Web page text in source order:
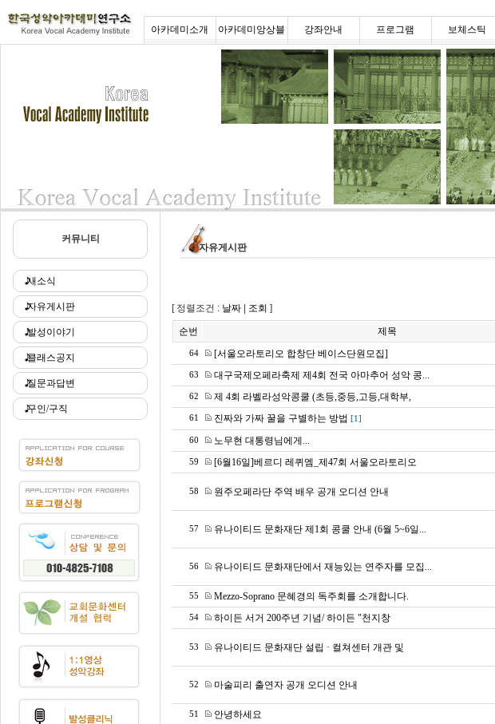
아카데미소개 아카데미앙상블 강좌안내 프로그램 보체스틱
커뮤니티
새소식
자유게시판
발성이야기
클래스공지
질문과답변
구인/구직
자유게시판
[ 정렬조건 : 날짜 조회 ]
순번 제목
64 [서울오라토리오 합창단 베이스단원모집]
63 대구국제오페라축제 제4회 전국 아마추어 성악 콩...
62 제 4회 라벨라성악콩쿨 (초등,중등,고등,대학부,
61 진짜와 가짜 꿀을 구별하는 방법 [1]
60 노무현 대통령님에게...
59 [6월16일]베르디 레퀴엠_제47회 서울오라토리오
58 원주오페라단 주역 배우 공개 오디션 안내
57 유나이티드 문화재단 제1회 콩쿨 안내 (6월 5~6일 ...
56 유나이티드 문화재단에서 재능있는 연주자를 모집 ...
55 Mezzo-Soprano 문혜경의 독주회를 소개합니다.
54 하이든 서거 200주년 기념/ 하이든 "천지창
53 유나이티드 문화재단 설립 · 컬쳐센터 개관 및
52 마술피리 출연자 공개 오디션 안내
51 안녕하세요